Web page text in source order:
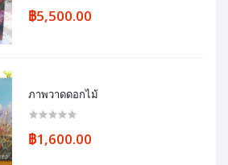
฿5,500.00
ภาพวาดดอกไม้
฿1,600.00